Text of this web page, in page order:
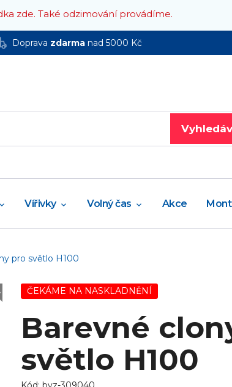
zde. Také odzimování provádíme.
Doprava zdarmanad 5000 Kč
Vířivky Volný čas Akce
pro světlo H100
ČEKÁME NA NASKLADNĚNÍ
Barevné
světlo H100